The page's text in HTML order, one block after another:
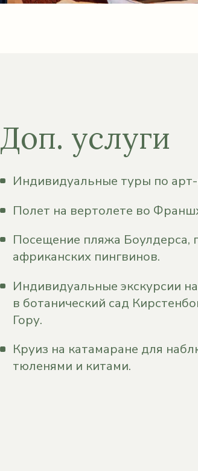
Доп. услуги
Индивидуальные туры по
Полет на вертолете во
Посещение пляжа Боулдерса,
африканских пингвинов.
Индивидуальные экскурсии
в ботанический сад
Гору.
Круиз на катамаране для
тюленями и китами.